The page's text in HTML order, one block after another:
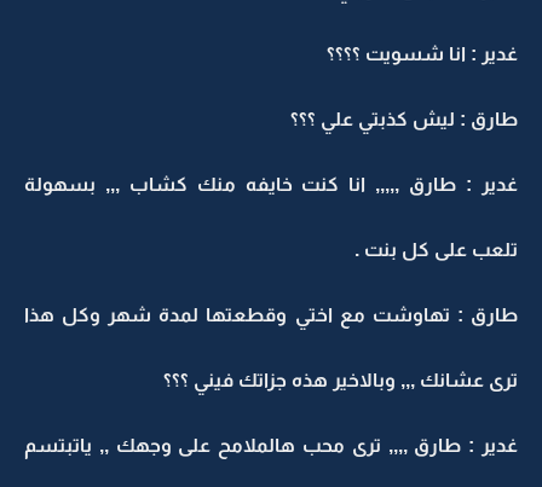
غدير : انا شسويت ؟؟؟؟
طارق : ليش كذبتي علي ؟؟؟
غدير : طارق ,,,,, انا كنت خايفه منك كشاب ,,, بسهولة
تلعب على كل بنت .
طارق : تهاوشت مع اختي وقطعتها لمدة شهر وكل هذا
ترى عشانك ,,, وبالاخير هذه جزاتك فيني ؟؟؟
غدير : طارق ,,,, ترى محب هالملامح على وجهك ,, ياتبتسم